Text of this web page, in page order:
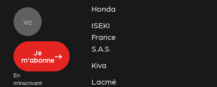
Je
m'abonne
En
m’inscrivant
Honda
ISEKI
France
S.A.S.
Kiva
Lacmé